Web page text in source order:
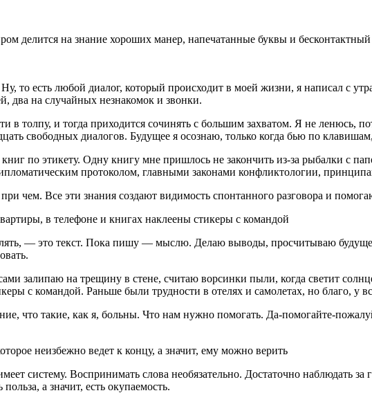
делится на знание хороших манер, напечатанные буквы и
то есть любой диалог, который происходит в моей жизни, я написал с
два на случайных незнакомок и звонки.
в толпу, и тогда приходится сочинять с большим захватом. Я не ленюсь,
свободных диалогов. Будущее я осознаю, только когда бью по
по этикету. Одну книгу мне пришлось не закончить из-за рыбалки с
протоколом, главными законами конфликтологии,
чем. Все эти знания создают видимость спонтанного разговора и
в телефоне и книгах наклеены стикеры с командой
— это текст. Пока пишу — мыслю. Делаю выводы, просчитываю
залипаю на трещину в стене, считаю ворсинки пыли, когда светит
с командой. Раньше были трудности в отелях и самолетах, но благо, у
что такие, как я, больны. Что нам нужно помогать. Да-помогайте-
неизбежно ведет к концу, а значит, ему можно верить
систему. Воспринимать слова необязательно. Достаточно наблюдать
а значит, есть окупаемость.